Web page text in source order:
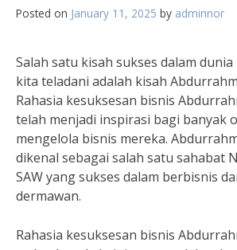
Posted on January 11, 2025 by adminnor
Salah satu kisah sukses dalam
kita teladani adalah kisah
Rahasia kesuksesan bisnis
telah menjadi inspirasi bagi banyak
mengelola bisnis mereka.
dikenal sebagai salah satu sahabat
SAW yang sukses dalam berbisnis
dermawan.
Rahasia kesuksesan bisnis